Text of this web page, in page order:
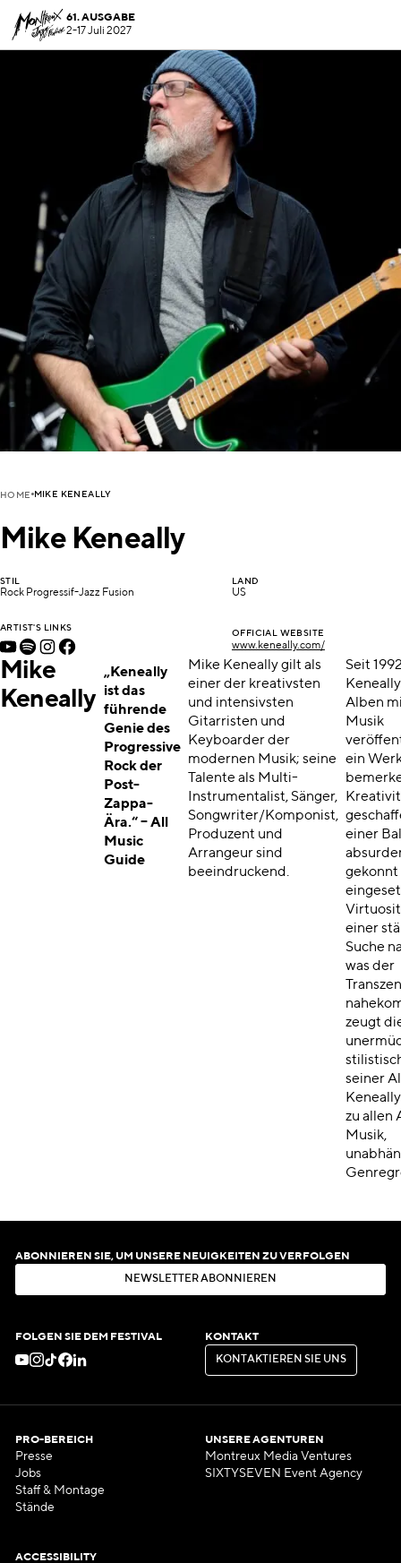
61. AUSGABE
2-17 Juli 2027
HOME MIKE KENEALLY
Mike Keneally
STIL
Rock Progressif-Jazz Fusion
LAND
US
ARTIST'S LINKS
OFFICIAL WEBSITE
www.keneally.com/
Mike
Keneally
„Keneally
ist das
führende
Genie des
Progressive
Rock der
Post-
Zappa-
Ära.“ – All
Music
Guide
Mike Keneally gilt als
einer der kreativsten
und intensivsten
Gitarristen und
Keyboarder der
modernen Musik; seine
Talente als Multi-
Instrumentalist, Sänger,
Songwriter/Komponist,
Produzent und
Arrangeur sind
beeindruckend.
Seit
Alben
Musik
ein
einer
gekonnt
einer
Suche
was der
zeugt
seiner
zu allen
Musik,
ABONNIEREN SIE, UM UNSERE NEUIGKEITEN ZU VERFOLGEN
N EWSLET ERABON N EREN
FOLGEN SIE DEM FESTIVAL KONTAKT
KON AKT EREN SI E UN S
KONTAKTIERENSIEUNS
PRO-BEREICH
Presse
Jobs
Staff & Montage
Stände
UNSERE AGENTUREN
Montreux Media Ventures
SIXTYSEVEN Event Agency
ACCESSIBILITY